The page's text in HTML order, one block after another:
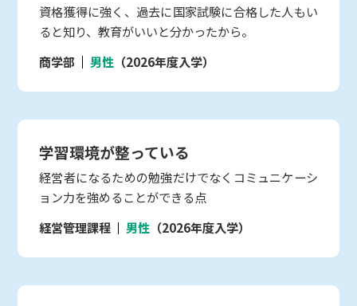
資格獲得に強く、過去に国家試験に合格した人もい
ると知り、教育がいいと分かったから。
商学部
男性 （2026年度入学）
学習環境が整っている
経営者になるための勉強だけでなくコミュニケーシ
ョン力を強めることができる点
経営管理課程
男性 （2026年度入学）